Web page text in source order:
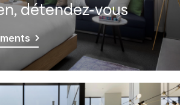
détendez-vous